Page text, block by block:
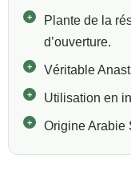
Plante de la
d’ouverture.
Véritable
Utilisation en
Origine Arabie